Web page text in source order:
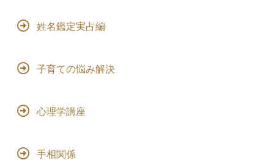
姓名鑑定実占編
子育ての悩み解決
心理学講座
手相関係